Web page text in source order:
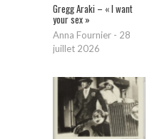
Gregg Araki – « I want
your sex »
Anna Fournier - 28
juillet 2026